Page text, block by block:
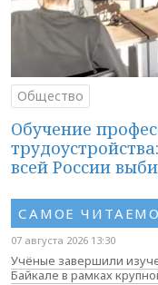
Общество
Обучение
всей России
САМОЕ
07 августа 2026 13:30
Учёные завершили
Байкале в рамках